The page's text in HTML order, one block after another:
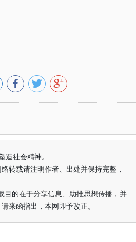
社会精神。
转载请注明作者、出处并保持完整，
目的在于分享信息、助推思想传播，并
来函指出，本网即予改正。